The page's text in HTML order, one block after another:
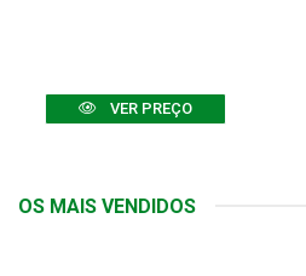
VER PREÇO
OS MAIS VENDIDOS